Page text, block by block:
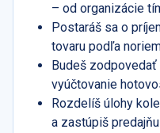
– od organizácie
Postaráš sa o
tovaru podľa
Budeš
vyúčtovanie
Rozdelíš úlohy
a zastúpiš